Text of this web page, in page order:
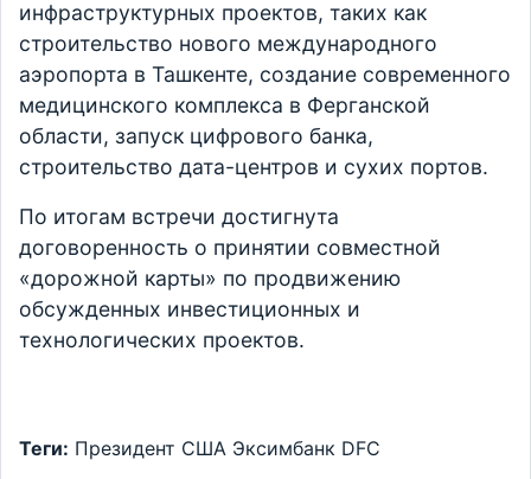
инфраструктурных проектов, таких как
строительство нового международного
аэропорта в Ташкенте, создание современного
медицинского комплекса в Ферганской
области, запуск цифрового банка,
строительство дата-центров и сухих портов.
По итогам встречи достигнута
договоренность о принятии совместной
«дорожной карты» по продвижению
обсужденных инвестиционных и
технологических проектов.
Теги: Президент США Эксимбанк DFC